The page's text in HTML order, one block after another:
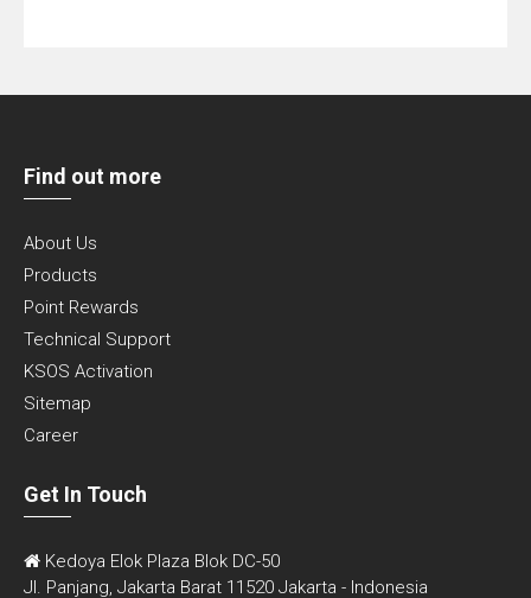
Find out more
About Us
Products
Point Rewards
Technical Support
KSOS Activation
Sitemap
Career
Get In Touch
Kedoya Elok Plaza Blok DC-50
Jl. Panjang, Jakarta Barat 11520 Jakarta - Indonesia